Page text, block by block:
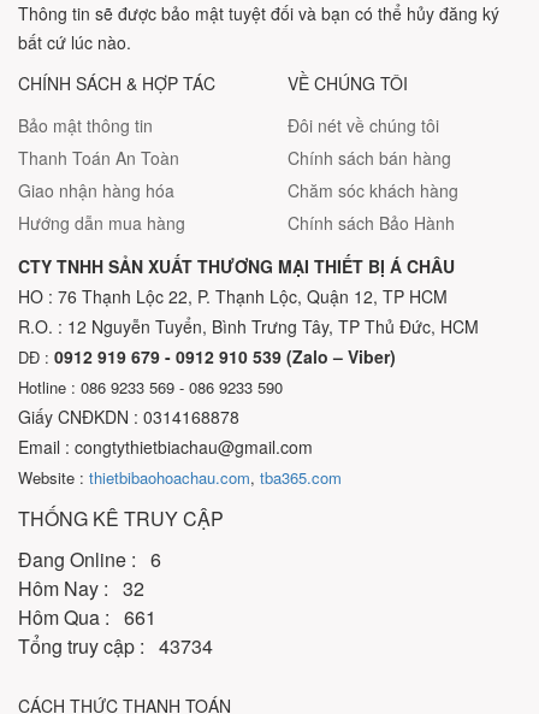
Thông tin sẽ được bảo mật tuyệt đối và bạn có thể hủy đăng ký
bất cứ lúc nào.
CHÍNH SÁCH & HỢP TÁC
Bảo mật thông tin
Thanh Toán An Toàn
Giao nhận hàng hóa
Hướng dẫn mua hàng
VỀ CHÚNG TÔI
Đôi nét về chúng tôi
Chính sách bán hàng
Chăm sóc khách hàng
Chính sách Bảo Hành
CTY TNHH SẢN XUẤT THƯƠNG MẠI THIẾT BỊ Á CHÂU
HO : 76 Thạnh Lộc 22, P. Thạnh Lộc, Quận 12, TP HCM
R.O. : 12 Nguyễn Tuyển, Bình Trưng Tây, TP Thủ Đức, HCM
DĐ : 0912 919 679 - 0912 910 539 (Zalo – Viber)
Hotline : 086 9233 569 - 086 9233 590
Giấy CNĐKDN : 0314168878
Email : congtythietbiachau@gmail.com
Website : thietbibaohoachau.com, tba365.com
THỐNG KÊ TRUY CẬP
Đang Online : 6
Hôm Nay : 32
Hôm Qua : 661
Tổng truy cập : 43734
CÁCH THỨC THANH TOÁN